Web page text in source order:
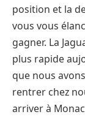
position et la
vous vous
gagner. La
plus rapide
que nous
rentrer chez
arriver à